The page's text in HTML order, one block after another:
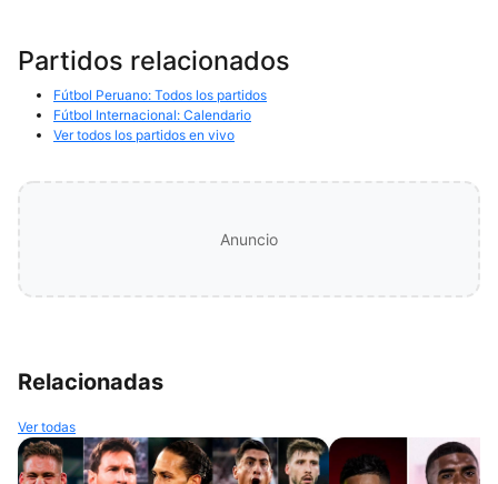
Partidos relacionados
Fútbol Peruano: Todos los partidos
Fútbol Internacional: Calendario
Ver todos los partidos en vivo
Anuncio
Relacionadas
Ver todas